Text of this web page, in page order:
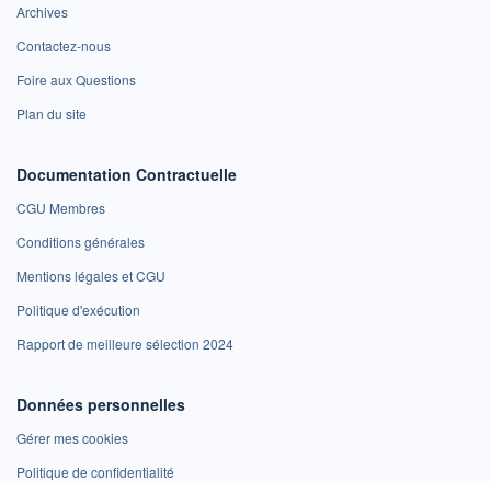
Archives
Contactez-nous
Foire aux Questions
Plan du site
Documentation Contractuelle
CGU Membres
Conditions générales
Mentions légales et CGU
Politique d'exécution
Rapport de meilleure sélection 2024
Données personnelles
Gérer mes cookies
Politique de confidentialité